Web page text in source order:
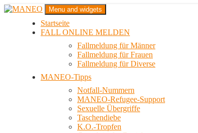
Zum
MANEO
Das schwule Anti-Gewalt-Projekt in Berlin
Menu and widgets
Startseite
FALL ONLINE MELDEN
Fallmeldung für Männer
Fallmeldung für Frauen
Fallmeldung für Diverse
MANEO-Tipps
Notfall-Nummern
MANEO-Refugee-Support
Sexuelle Übergriffe
Taschendiebe
K.O.-Tropfen